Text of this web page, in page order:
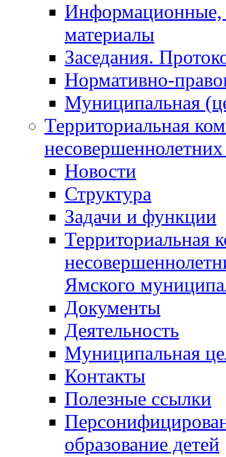
Информационные,
материалы
Заседания.
Нормативно-
Муниципальная
Территориальная
Новости
Структура
Задачи и функции
Территориальная
Ямского
Документы
Деятельность
Муниципальная
Контакты
Полезные ссылки
образование детей